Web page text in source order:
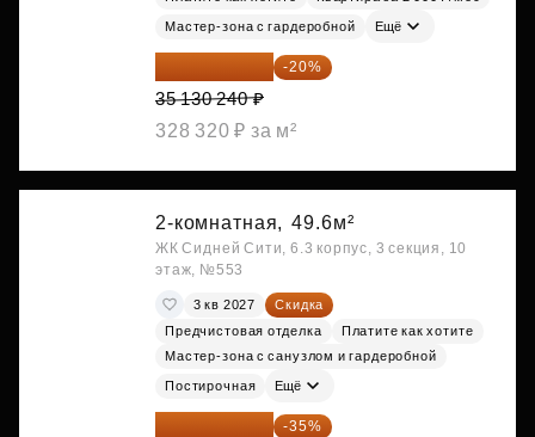
Мастер-зона с гардеробной Ещё
28 104 192 ₽ -20%
35 130 240 ₽
328 320 ₽ за м²
2-комнатная, 49.6м²
ЖК Сидней Сити, 6.3 корпус, 3 секция, 10
этаж, №553
3 кв 2027
Скидка
Предчистовая отделка
Платите как хотите
Мастер-зона с санузлом и гардеробной
Постирочная Ещё
28 158 416 ₽ -35%